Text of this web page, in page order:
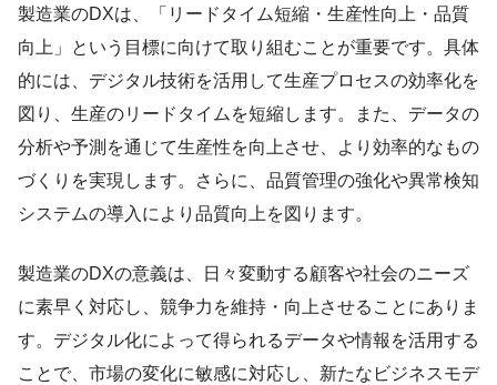
製造業のDXは、「リードタイム短縮・生産性向上・品質
向上」という目標に向けて取り組むことが重要です。具体
的には、デジタル技術を活用して生産プロセスの効率化を
図り、生産のリードタイムを短縮します。また、データの
分析や予測を通じて生産性を向上させ、より効率的なもの
づくりを実現します。さらに、品質管理の強化や異常検知
システムの導入により品質向上を図ります。
製造業のDXの意義は、日々変動する顧客や社会のニーズ
に素早く対応し、競争力を維持・向上させることにありま
す。デジタル化によって得られるデータや情報を活用する
ことで、市場の変化に敏感に対応し、新たなビジネスモデ